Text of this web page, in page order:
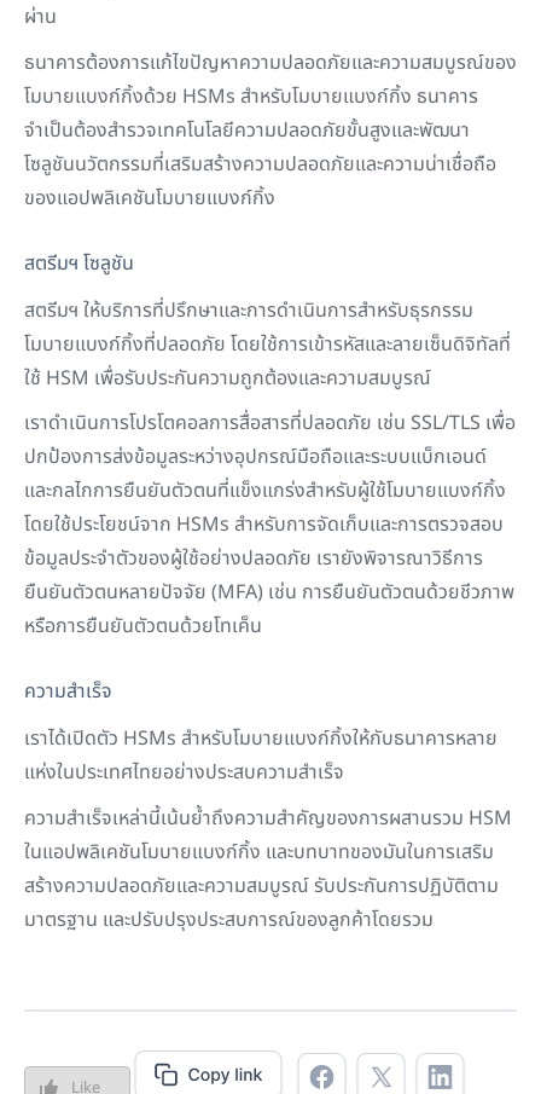
ผ่าน
ธนาคารต้องการแก้ไขปัญหาความปลอดภัยและความสมบูรณ์ของ
โมบายแบงก์กิ้งด้วย HSMs สำหรับโมบายแบงก์กิ้ง ธนาคาร
จำเป็นต้องสำรวจเทคโนโลยีความปลอดภัยขั้นสูงและพัฒนา
โซลูชันนวัตกรรมที่เสริมสร้างความปลอดภัยและความน่าเชื่อถือ
ของแอปพลิเคชันโมบายแบงก์กิ้ง
สตรีมฯ โซลูชัน
สตรีมฯ ให้บริการที่ปรึกษาและการดำเนินการสำหรับธุรกรรม
โมบายแบงก์กิ้งที่ปลอดภัย โดยใช้การเข้ารหัสและลายเซ็นดิจิทัลที่
ใช้ HSM เพื่อรับประกันความถูกต้องและความสมบูรณ์
เราดำเนินการโปรโตคอลการสื่อสารที่ปลอดภัย เช่น SSL/TLS เพื่อ
ปกป้องการส่งข้อมูลระหว่างอุปกรณ์มือถือและระบบแบ็กเอนด์
และกลไกการยืนยันตัวตนที่แข็งแกร่งสำหรับผู้ใช้โมบายแบงก์กิ้ง
โดยใช้ประโยชน์จาก HSMs สำหรับการจัดเก็บและการตรวจสอบ
ข้อมูลประจำตัวของผู้ใช้อย่างปลอดภัย เรายังพิจารณาวิธีการ
ยืนยันตัวตนหลายปัจจัย (MFA) เช่น การยืนยันตัวตนด้วยชีวภาพ
หรือการยืนยันตัวตนด้วยโทเค็น
ความสำเร็จ
เราได้เปิดตัว HSMs สำหรับโมบายแบงก์กิ้งให้กับธนาคารหลาย
แห่งในประเทศไทยอย่างประสบความสำเร็จ
ความสำเร็จเหล่านี้เน้นย้ำถึงความสำคัญของการผสานรวม HSM
ในแอปพลิเคชันโมบายแบงก์กิ้ง และบทบาทของมันในการเสริม
สร้างความปลอดภัยและความสมบูรณ์ รับประกันการปฏิบัติตาม
มาตรฐาน และปรับปรุงประสบการณ์ของลูกค้าโดยรวม
Like